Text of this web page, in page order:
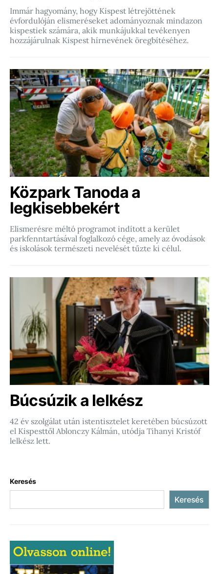
Immár hagyomány, hogy Kispest létrejöttének
évfordulóján elismeréseket adományoznak mindazon
kispestiek számára, akik munkájukkal tevékenyen
hozzájárulnak Kispest hírnevének öregbítéséhez.
Közpark Tanoda a
legkisebbekért
Elismerésre méltó programot indított a kerület
parkfenntartásával foglalkozó cége, amely az óvodások
és iskolások természeti nevelését tűzte ki célul.
Búcsúzik a lelkész
42 év szolgálat után istentisztelet keretében búcsúzott
el Kispesttől Ablonczy Kálmán, utódja Tihanyi Kristóf
lelkész lett.
Keresés
Keresés